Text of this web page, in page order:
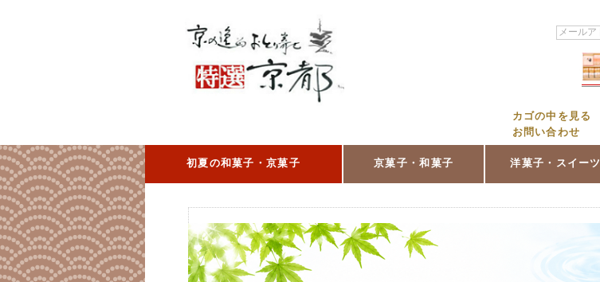
カゴの中を見る
お問い合わせ
初夏の和菓子・京菓子 京菓子・和菓子 洋菓子・スイーツ